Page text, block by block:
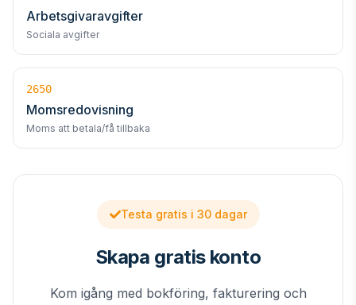
Arbetsgivaravgifter
Sociala avgifter
2650
Momsredovisning
Moms att betala/få tillbaka
Testa gratis i 30 dagar
Skapa gratis konto
Kom igång med bokföring, fakturering och